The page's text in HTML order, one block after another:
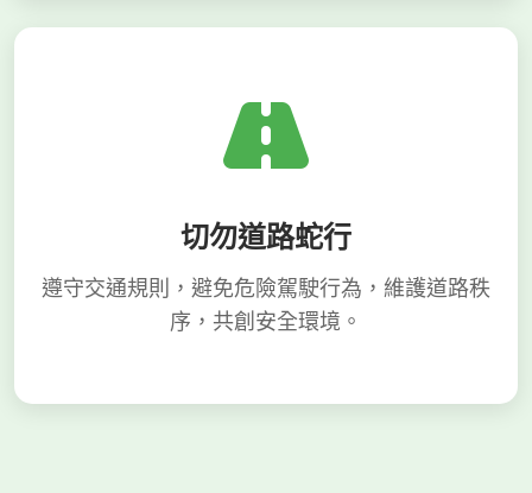
切勿道路蛇行
遵守交通規則，避免危險駕駛行為，維護道路秩
序，共創安全環境。